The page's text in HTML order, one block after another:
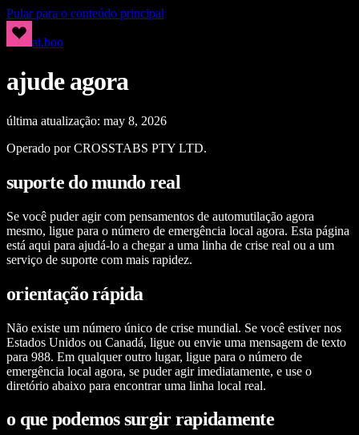
Pular para o conteúdo principal
ai.boo
ajude agora
última atualização: may 8, 2026
Operado por CROSSTABS PTY LTD.
suporte do mundo real
Se você puder agir com pensamentos de automutilação agora
mesmo, ligue para o número de emergência local agora. Esta página
está aqui para ajudá-lo a chegar a uma linha de crise real ou a um
serviço de suporte com mais rapidez.
orientação rápida
Não existe um número único de crise mundial. Se você estiver nos
Estados Unidos ou Canadá, ligue ou envie uma mensagem de texto
para 988. Em qualquer outro lugar, ligue para o número de
emergência local agora, se puder agir imediatamente, e use o
diretório abaixo para encontrar uma linha local real.
o que podemos surgir rapidamente